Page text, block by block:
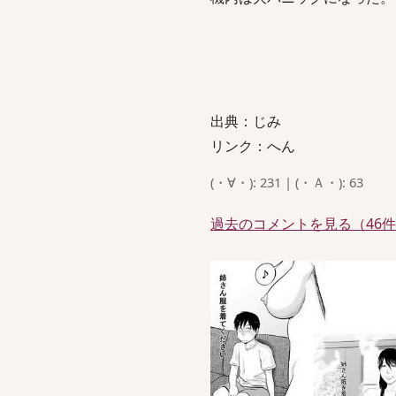
出典：じみ
リンク：へん
(・∀・): 231 | (・Ａ・): 63
過去のコメントを見る（46